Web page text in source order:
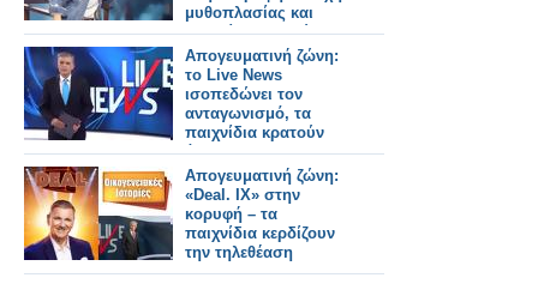
μυθοπλασίας και
παιχνίδια σε δεύτερο
πλάνο
Απογευματινή ζώνη:
το Live News
ισοπεδώνει τον
ανταγωνισμό, τα
παιχνίδια κρατούν
άμυνες
Απογευματινή ζώνη:
«Deal. IX» στην
κορυφή – τα
παιχνίδια κερδίζουν
την τηλεθέαση